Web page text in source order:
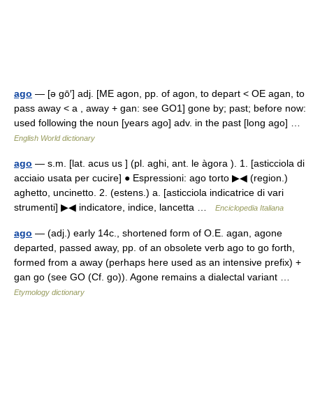
ago — [ə gō′] adj. [ME agon, pp. of agon, to depart < OE agan, to
pass away < a , away + gan: see GO1] gone by; past; before now:
used following the noun [years ago] adv. in the past [long ago] …
English World dictionary
ago — s.m. [lat. acus us ] (pl. aghi, ant. le àgora ). 1. [asticciola di
acciaio usata per cucire] ● Espressioni: ago torto ▶◀ (region.)
aghetto, uncinetto. 2. (estens.) a. [asticciola indicatrice di vari
strumenti] ▶◀ indicatore, indice, lancetta …
Enciclopedia Italiana
ago — (adj.) early 14c., shortened form of O.E. agan, agone
departed, passed away, pp. of an obsolete verb ago to go forth,
formed from a away (perhaps here used as an intensive prefix) +
gan go (see GO (Cf. go)). Agone remains a dialectal variant …
Etymology dictionary